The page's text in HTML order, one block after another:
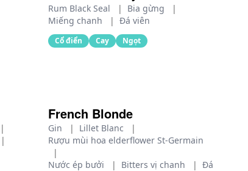
Rum Black Seal | Bia gừng
|
Miếng chanh
| Đá viên
Cổ điển Cay Ngọt
|
|
French Blonde
Gin | Lillet Blanc
|
Rượu mùi hoa elderflower St-Germain
|
Nước ép bưởi
| Bitters vị chanh | Đá